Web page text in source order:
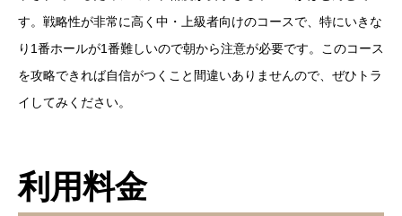
す。戦略性が非常に高く中・上級者向けのコースで、特にいきな
り1番ホールが1番難しいので朝から注意が必要です。このコース
を攻略できれば自信がつくこと間違いありませんので、ぜひトラ
イしてみください。
利用料金